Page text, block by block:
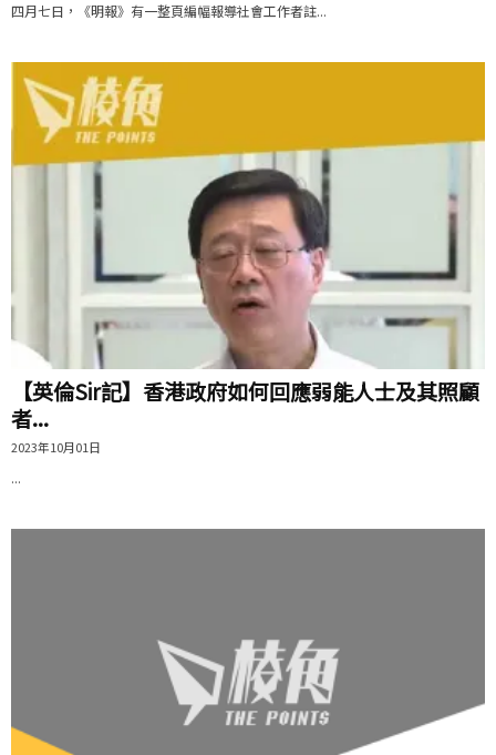
四月七日，《明報》有一整頁編幅報導社會工作者註...
【英倫Sir記】香港政府如何回應弱能人士及其照顧
者...
2023年10月01日
...